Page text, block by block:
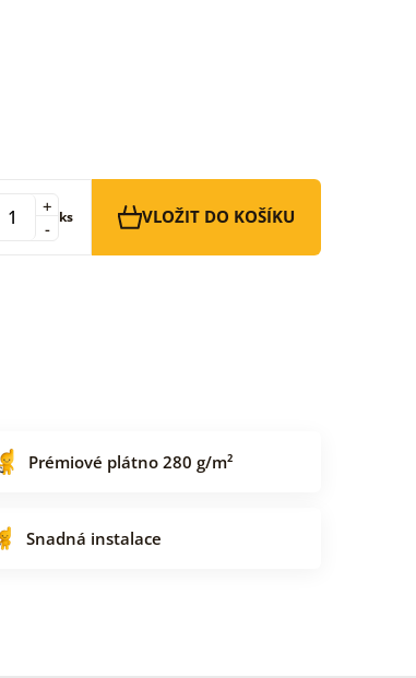
-
+ ks VLOŽIT DO KOŠÍKU
Prémiové plátno 280 g/m²
Snadná instalace